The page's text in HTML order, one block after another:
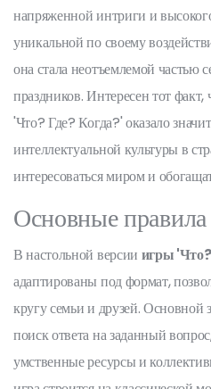
напряженной интриги и
уникальной по своему
она стала неотъемлемой частью
праздников. Интересен тот факт,
'Что? Где? Когда?' оказало
интеллектуальной культуры в
интересоваться миром и
Основные
В настольной версии игры
адаптированы под формат,
кругу семьи и друзей. Основной
поиск ответа на заданный
умственные ресурсы и